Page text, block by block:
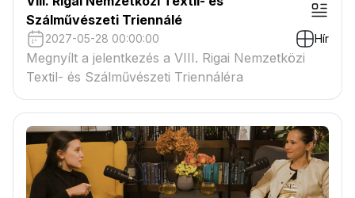
Szálművészeti Triennálé
2027-05-28 00:00:00 Hír
Megnyílt a jelentkezés a VIII. Rigai Nemzetközi
Textil- és Szálművészeti Triennáléra